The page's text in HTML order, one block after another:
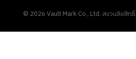
© 2026Vault Mark Co., Ltd. สงวนลิขสิทธิ์